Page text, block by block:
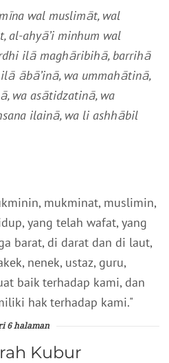
wal muslimāt, wal
al-ahyā’i minhum wal
ilā maghāribihā, barrihā
ābā’inā, wa ummahātinā,
wa asātidzatinā, wa
ilainā, wa li ashhābil
mukminat, muslimin,
yang telah wafat, yang
barat, di darat dan di laut,
nenek, ustaz, guru,
baik terhadap kami, dan
hak terhadap kami."
6 halaman
Kubur